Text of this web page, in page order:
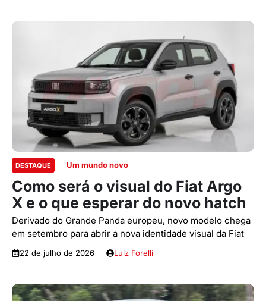
DESTAQUE Um mundo novo
Como será o visual do Fiat Argo
X e o que esperar do novo hatch
Derivado do Grande Panda europeu, novo modelo chega
em setembro para abrir a nova identidade visual da Fiat
22 de julho de 2026 Luiz Forelli